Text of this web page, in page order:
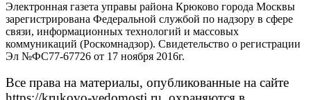
Электронная газета управы района Крюково города Москвы
зарегистрирована Федеральной службой по надзору в сфере
связи, информационных технологий и массовых
коммуникаций (Роскомнадзор). Свидетельство о регистрации
Эл №ФС77-67726 от 17 ноября 2016г.
Все права на материалы, опубликованные на сайте